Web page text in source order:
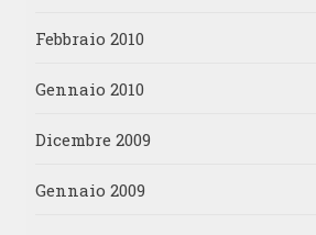
Febbraio 2010
Gennaio 2010
Dicembre 2009
Gennaio 2009